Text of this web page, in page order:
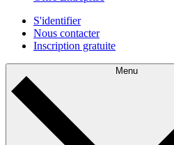
S'identifier
Nous contacter
Inscription gratuite
Menu